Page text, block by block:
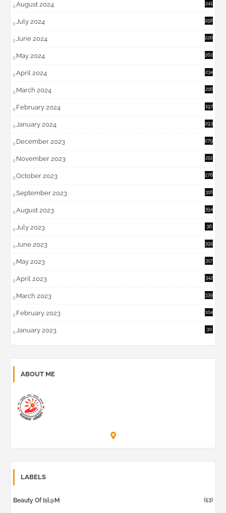
August 2024 241
July 2024 258
June 2024 226
May 2024 262
April 2024 234
March 2024 216
February 2024 197
January 2024 293
December 2023 279
November 2023 251
October 2023 276
September 2023 316
August 2023 394
July 2023
36
June 2023 395
May 2023 317
April 2023 342
March 2023 339
February 2023 104
January 2023 30
ABOUT ME
LABELS
Beauty Of Isl@m (53)